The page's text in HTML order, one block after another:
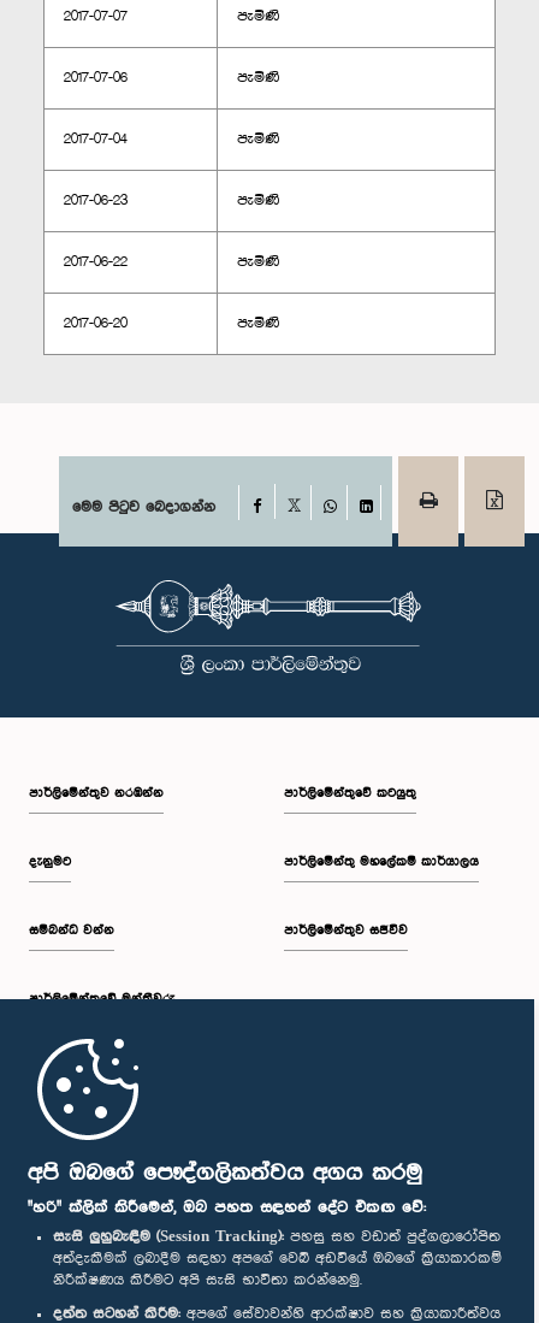
අපි ඔබගේ පෞද්ගලිකත්වය අගය කරමු
"හරි" ක්ලික් කිරීමෙන්, ඔබ පහත සඳහන් දේට එකඟ වේ:
සැසි ලුහුබැඳීම (Session Tracking): පහසු සහ වඩාත් පුද්ගලාරෝපිත
අත්දැකීමක් ලබාදීම සඳහා අපගේ වෙබ් අඩවියේ ඔබගේ ක්‍රියාකාරකම්
නිරීක්ෂණය කිරීමට අපි සැසි භාවිතා කරන්නෙමු.
දත්ත සටහන් කිරීම: අපගේ සේවාවන්හි ආරක්ෂාව සහ ක්‍රියාකාරීත්වය
2017-07-07 පැමිණි
2017-07-06 පැමිණි
2017-07-04 පැමිණි
2017-06-23 පැමිණි
2017-06-22 පැමිණි
2017-06-20 පැමිණි
මෙම පිටුව බෙදාගන්න Facebook
WhatsAppLinkedIn
පාර්ලි‌මේන්තුව නරඹන්න
දැනුමට
සම්බන්ධ වන්න
පාර්ලි‌මේන්තුවේ මන්ත්‍රීවරු
මුල් පිටුව
පාර්ලිමේන්තුවේ කටයුතු
පාර්ලිමේන්තු මහලේකම් කාර්යාලය
පාර්ලිමේන්තුව සජීවීව
පාර්ලිමේන්තු ජංගම යෙදුම
අප හා සම්බන්ධ වී සිටින්න :